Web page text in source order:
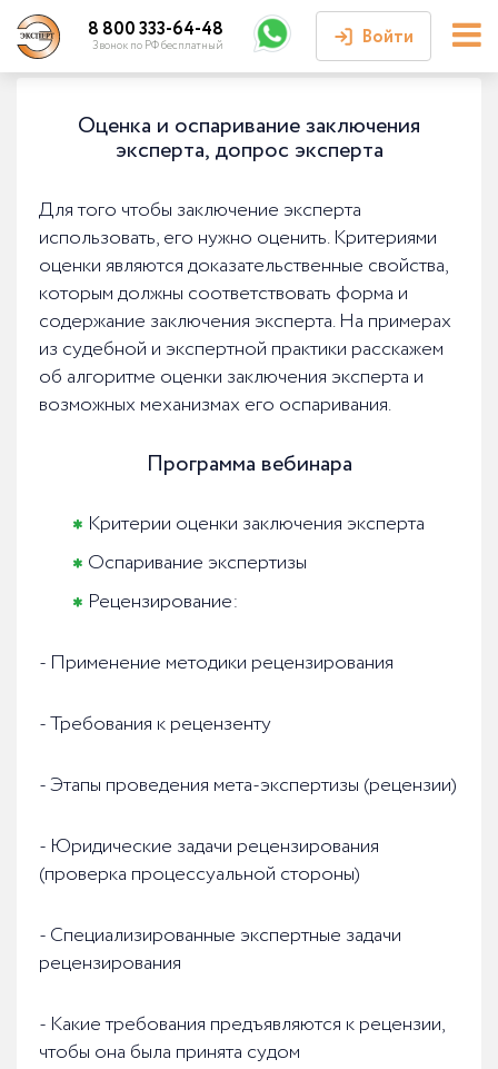
Войти
зарегистрироваться
8 800 333-64-48
Звонок по РФ бесплатный
Оценка и оспаривание заключения
эксперта, допрос эксперта
Для того чтобы заключение эксперта
использовать, его нужно оценить. Критериями
оценки являются доказательственные свойства,
которым должны соответствовать форма и
содержание заключения эксперта. На примерах
из судебной и экспертной практики расскажем
об алгоритме оценки заключения эксперта и
возможных механизмах его оспаривания.
Программа вебинара
Критерии оценки заключения эксперта
Оспаривание экспертизы
Рецензирование:
- Применение методики рецензирования
- Требования к рецензенту
- Этапы проведения мета-экспертизы (рецензии)
- Юридические задачи рецензирования
(проверка процессуальной стороны)
- Специализированные экспертные задачи
рецензирования
- Какие требования предъявляются к рецензии,
чтобы она была принята судом